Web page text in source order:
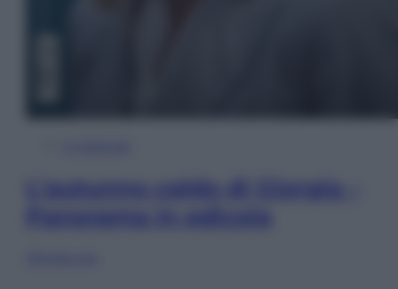
L’autunno caldo di Giorgia –